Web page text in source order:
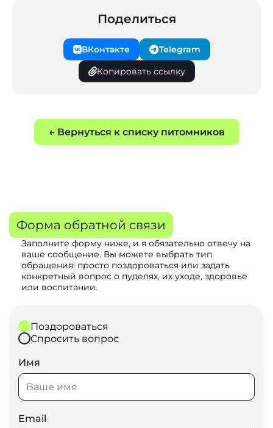
Поделиться
ВКонтакте
Telegram
Копировать ссылку
← Вернуться к списку питомников
Форма обратной связи
Заполните форму ниже, и я обязательно отвечу на
ваше сообщение. Вы можете выбрать тип
обращения: просто поздороваться или задать
конкретный вопрос о пуделях, их уходе, здоровье
или воспитании.
Поздороваться
Спросить вопрос
Имя
Email